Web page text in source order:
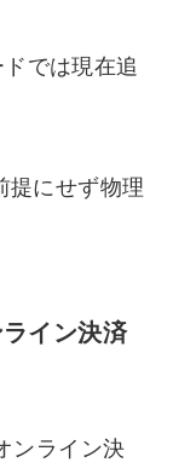
では現在追
提にせず物理
イン決済
ンライン決